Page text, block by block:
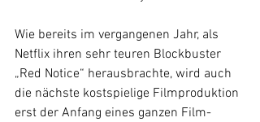
Wie bereits im vergangenen Jahr, als
Netflix ihren sehr teuren Blockbuster
„Red Notice“ herausbrachte, wird auch
die nächste kostspielige Filmproduktion
erst der Anfang eines ganzen Film-